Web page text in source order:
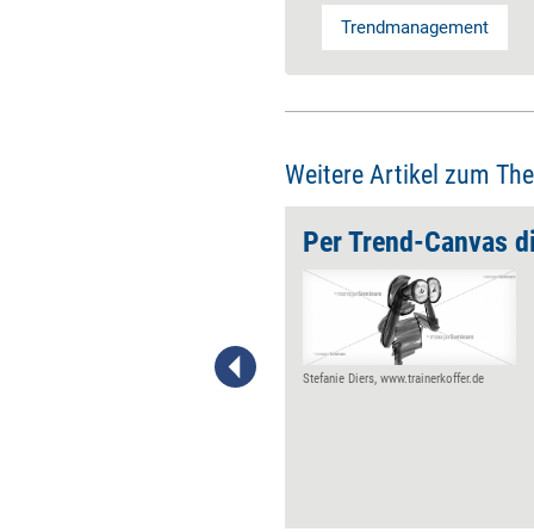
Trendmanagement
Weitere Artikel zum
hat er uns mit seinem neuesten
Stefanie Diers, www.trainerkoffer.de